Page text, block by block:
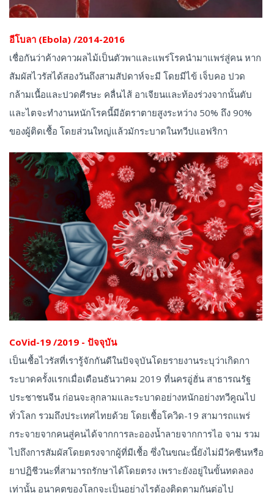
อีโบลา (Ebola) /2014-2016
เชื่อกันว่าค้างคาวผลไม้เป็นตัวพาและแพร่โรคนำมาแพร่สู่คน หาก
สัมผัสไวรัสได้สองวันถึงสามสัปดาห์จะมี โดยมีไข้ เจ็บคอ ปวด
กล้ามเนื้อและปวดศีรษะ คลื่นไส้ อาเจียนและท้องร่วงจากนั้นตับ
และไตจะทำงานหนักโรคนี้มีอัตราตายสูงระหว่าง 50% ถึง 90%
ของผู้ติดเชื้อ โดยส่วนใหญ่แล้วมักระบาดในทวีปแอฟริกา
CoVid-19 /2019 - ปัจจุบัน
เป็นเชื้อไวรัสที่เรารู้จักกันดีในปัจจุบันโดยรายงานระบุว่าเกิดกา
ระบาดครั้งแรกเมื่อเดือนธันวาคม 2019 ที่นครอู่ฮั่น สาธารณรัฐ
ประชาชนจีน ก่อนจะลุกลามและระบาดอย่างหนักอย่างทวีคูณไป
ทั่วโลก รวมถึงประเทศไทยด้วย โดยเชื้อโควิด-19 สามารถแพร่
กระจายจากคนสู่คนได้จากการละอองน้ำลายจากการไอ จาม รวม
ไปถึงการสัมผัสโดยตรงจากผู้ที่มีเชื้อ ซึ่งในขณะนี้ยังไม่มีวัคซีนหรือ
ยาปฏิชีวนะที่สามารถรักษาได้โดยตรง เพราะยังอยู่ในขั้นทดลอง
เท่านั้น อนาคตของโลกจะเป็นอย่างไรต้องติดตามกันต่อไป